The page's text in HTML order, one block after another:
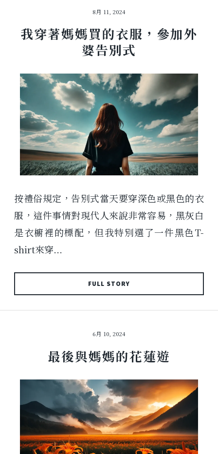
8月 11, 2024
我穿著媽媽買的衣服，參加外
婆告別式
按禮俗規定，告別式當天要穿深色或黑色的衣
服，這件事情對現代人來說非常容易，黑灰白
是衣櫥裡的標配，但我特別選了一件黑色T-
shirt來穿...
FULL STORY
6月 10, 2024
最後與媽媽的花蓮遊